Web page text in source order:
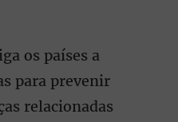
os países a
para prevenir
relacionadas